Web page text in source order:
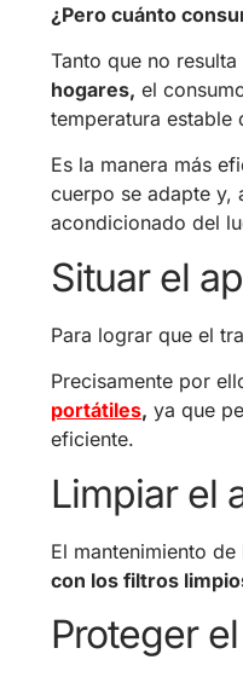
¿Pero cuánto
Tanto que no resulta
hogares, el
temperatura
Es la manera más
cuerpo se adapte y,
acondicionado del
Situar el
Para lograr que el
Precisamente por
portátiles, ya que
eficiente.
Limpiar el
El mantenimiento
con los filtros
Proteger